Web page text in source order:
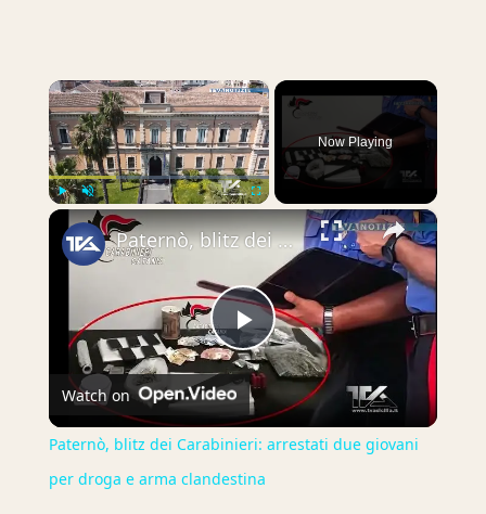
×
Unmute
Now Playing
×
Play
Video
Paternò, blitz dei Carabinieri: arrestati due giovani per droga e arma clandestina
Watch on
Paternò, blitz dei Carabinieri: arrestati due giovani
per droga e arma clandestina